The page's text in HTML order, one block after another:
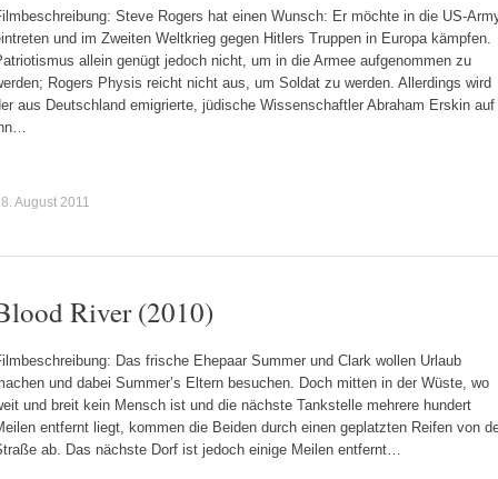
Steve Rogers hat einen Wunsch: Er möchte in die US-
und im Zweiten Weltkrieg gegen Hitlers Truppen in Europa kämpfen.
allein genügt jedoch nicht, um in die Armee aufgenommen zu
Rogers Physis reicht nicht aus, um Soldat zu werden. Allerdings wird
aus Deutschland emigrierte, jüdische Wissenschaftler Abraham Erskin auf
August 2011
River (2010)
Das frische Ehepaar Summer und Clark wollen Urlaub
und dabei Summer’s Eltern besuchen. Doch mitten in der Wüste, wo
und breit kein Mensch ist und die nächste Tankstelle mehrere hundert
entfernt liegt, kommen die Beiden durch einen geplatzten Reifen von
ab. Das nächste Dorf ist jedoch einige Meilen entfernt…